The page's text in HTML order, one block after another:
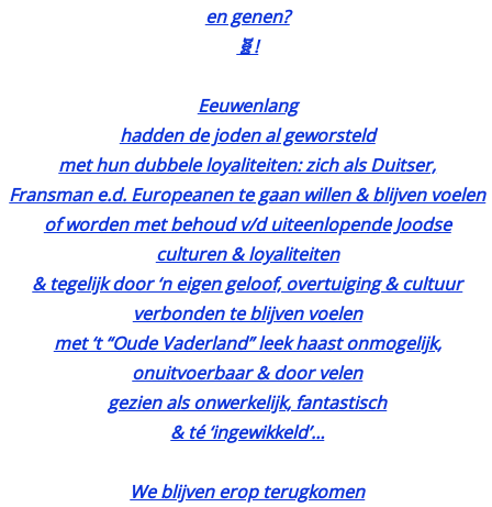
en genen?
🧬!
Eeuwenlang
hadden de joden al geworsteld
met hun dubbele loyaliteiten: zich als Duitser,
Fransman e.d. Europeanen te gaan willen & blijven voelen
of worden met behoud v/d uiteenlopende Joodse
culturen & loyaliteiten
& tegelijk door ‘n eigen geloof, overtuiging & cultuur
verbonden te blijven voelen
met ‘t “Oude Vaderland” leek haast onmogelijk,
onuitvoerbaar & door velen
gezien als onwerkelijk, fantastisch
& té ‘ingewikkeld’…
We blijven erop terugkomen